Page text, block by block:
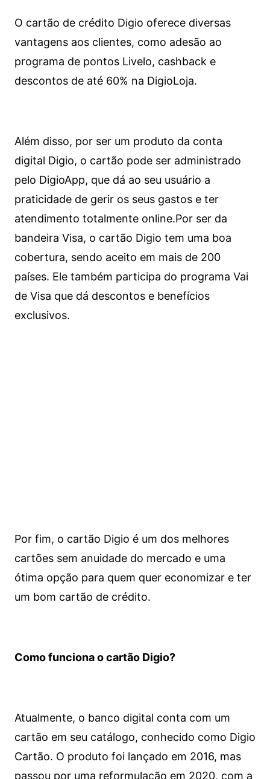
O cartão de crédito Digio oferece diversas
vantagens aos clientes, como adesão ao
programa de pontos Livelo, cashback e
descontos de até 60% na DigioLoja.
Além disso, por ser um produto da conta
digital Digio, o cartão pode ser administrado
pelo DigioApp, que dá ao seu usuário a
praticidade de gerir os seus gastos e ter
atendimento totalmente online.Por ser da
bandeira Visa, o cartão Digio tem uma boa
cobertura, sendo aceito em mais de 200
países. Ele também participa do programa Vai
de Visa que dá descontos e benefícios
exclusivos.
Por fim, o cartão Digio é um dos melhores
cartões sem anuidade do mercado e uma
ótima opção para quem quer economizar e ter
um bom cartão de crédito.
Como funciona o cartão Digio?
Atualmente, o banco digital conta com um
cartão em seu catálogo, conhecido como Digio
Cartão. O produto foi lançado em 2016, mas
passou por uma reformulação em 2020, com a